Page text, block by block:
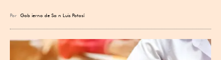
Por Gob ierno de Sa n Luis Potosí